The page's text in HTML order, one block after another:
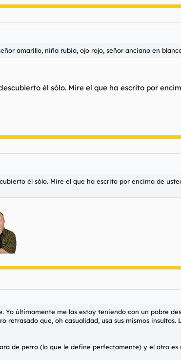
amarillo, niña rubia, ojo rojo, señor anciano en
él sólo. Mire el que ha escrito por
él sólo. Mire el que ha escrito por encima de
Yo últimamente me las estoy teniendo con un pobre
retrasado que, oh casualidad, usa sus mismos
de perro (lo que le define perfectamente) y el otro